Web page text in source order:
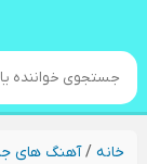
خانه/آهنگ های